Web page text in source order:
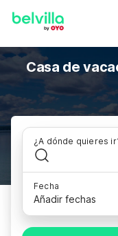
Casa de
¿A dónde quieres
Fecha
Añadir fechas